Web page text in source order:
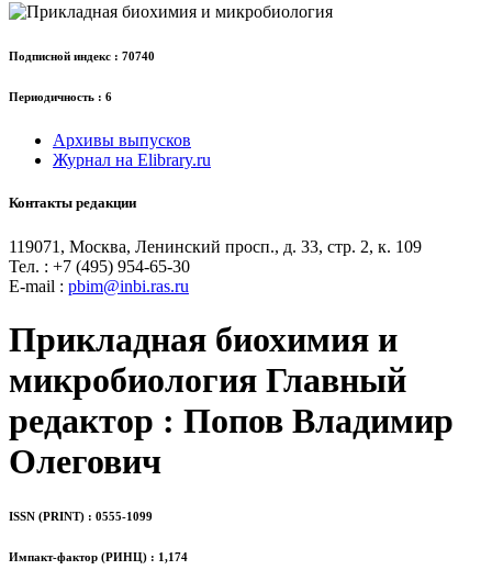
Подписной индекс : 70740
Периодичность : 6
Архивы выпусков
Журнал на Elibrary.ru
Контакты редакции
119071, Москва, Ленинский просп., д. 33, стр. 2, к. 109
Тел. : +7 (495) 954-65-30
Е-mail : pbim@inbi.ras.ru
Прикладная биохимия и
микробиология Главный
редактор : Попов Владимир
Олегович
ISSN (PRINT) : 0555-1099
Импакт-фактор (РИНЦ) : 1,174